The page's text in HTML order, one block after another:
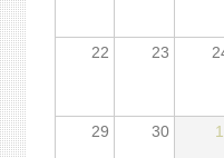
22 23
29 30 1